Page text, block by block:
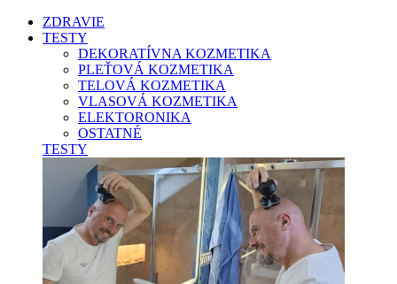
ZDRAVIE
TESTY
DEKORATÍVNA KOZMETIKA
PLEŤOVÁ KOZMETIKA
TELOVÁ KOZMETIKA
VLASOVÁ KOZMETIKA
ELEKTORONIKA
OSTATNÉ
TESTY